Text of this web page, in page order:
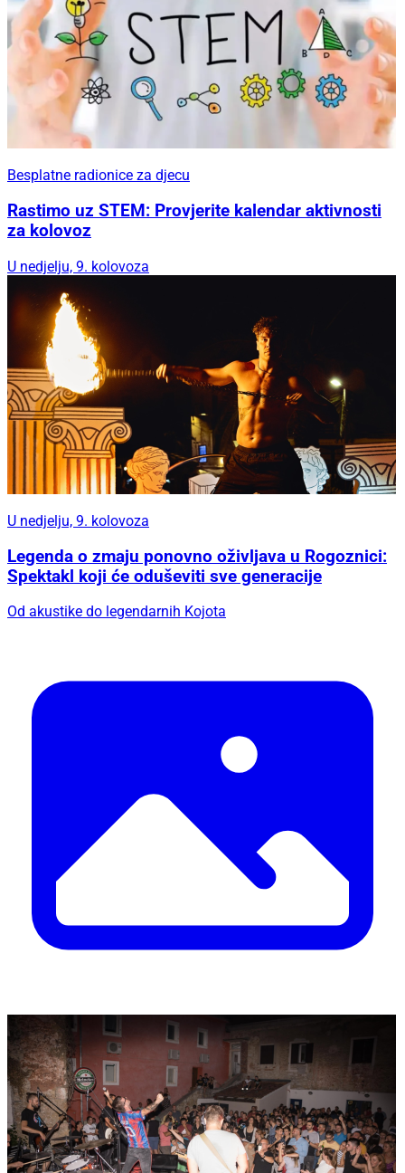
Besplatne radionice za djecu
Rastimo uz STEM: Provjerite kalendar aktivnosti
za kolovoz
U nedjelju, 9. kolovoza
U nedjelju, 9. kolovoza
Legenda o zmaju ponovno oživljava u Rogoznici:
Spektakl koji će oduševiti sve generacije
Od akustike do legendarnih Kojota